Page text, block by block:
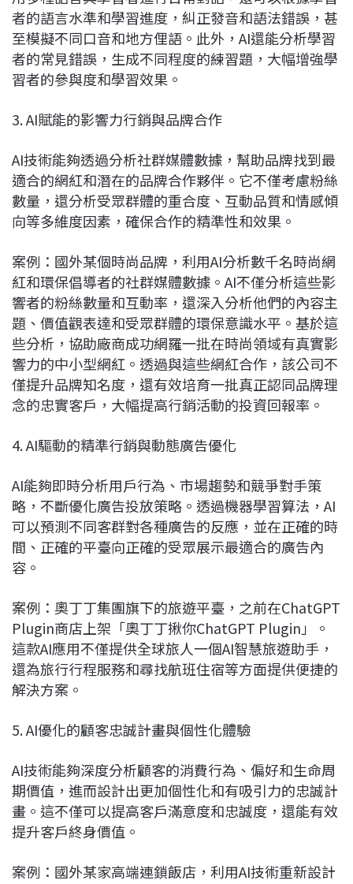
者的語言水準和學習進度，糾正發音和語法錯誤，甚
至模擬不同口音和地方俚語。此外，AI還能分析學習
者的常見錯誤，生成不同程度的練習題，大幅增強學
習者的參與度和學習效果。
3. AI賦能的影響力行銷與品牌合作
AI技術能夠透過分析社群媒體數據，幫助品牌找到最
適合的網紅和潛在的品牌合作夥伴。它不僅考慮粉絲
數量，還分析受眾群體的重合度、互動品質和情感傾
向等多維度因素，確保合作的精準性和效果。
案例：國外某個時尚品牌，利用AI分析數千名時尚網
紅和環保倡導者的社群媒體數據。AI不僅分析這些影
響者的粉絲數量和互動率，還深入分析他們的內容主
題、價值觀表達和受眾群體的環保意識水平。基於這
些分析，協助廠商成功網羅一批在時尚領域有真實影
響力的中小型網紅。透過與這些網紅合作，該公司不
僅提升品牌知名度，還有效培育一批真正認同品牌理
念的忠實客戶，大幅提高行銷活動的投資回報率。
4. AI驅動的精準行銷與動態廣告優化
AI能夠即時分析用戶行為、市場趨勢和競爭對手策
略，不斷優化廣告投放策略。透過機器學習算法，AI
可以預測不同客群對各種廣告的反應，並在正確的時
間、正確的平臺向正確的受眾展示最適合的廣告內
容。
案例：奧丁丁集團旗下的旅遊平臺，之前在ChatGPT
Plugin商店上架「奧丁丁揪你ChatGPT Plugin」。
這款AI應用不僅提供全球旅人一個AI智慧旅遊助手，
還為旅行行程服務和尋找航班住宿等方面提供便捷的
解決方案。
5. AI優化的顧客忠誠計畫與個性化體驗
AI技術能夠深度分析顧客的消費行為、偏好和生命周
期價值，進而設計出更加個性化和有吸引力的忠誠計
畫。這不僅可以提高客戶滿意度和忠誠度，還能有效
提升客戶終身價值。
案例：國外某家高端連鎖飯店，利用AI技術重新設計